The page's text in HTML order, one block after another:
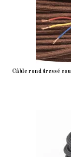
Câble rond tressé